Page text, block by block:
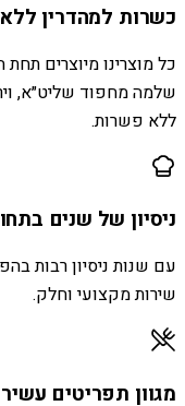
כשרות למהדרין
כל מוצרינו מיוצרים
שלמה מחפוד שליט״א,
ללא פשרות.
ניסיון של שנים
עם שנות ניסיון רבות
שירות מקצועי וחלק.
מגוון תפריטים עשיר